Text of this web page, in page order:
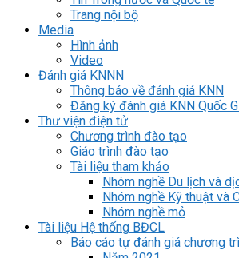
Trang nội bộ
Media
Hình ảnh
Video
Đánh giá KNNN
Thông báo về đánh giá KNN
Đăng ký đánh giá KNN Quốc
Thư viện điện tử
Chương trình đào tạo
Giáo trình đào tạo
Tài liệu tham khảo
Nhóm nghề Du lịch và
Nhóm nghề Kỹ thuật và
Nhóm nghề mỏ
Tài liệu Hệ thống BĐCL
Báo cáo tự đánh giá chương